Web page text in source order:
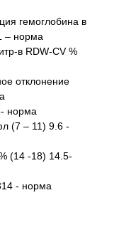
гемоглобина в
– норма
в RDW-CV %
отклонение
норма
(7 – 11) 9.6 -
(14 -18) 14.5-
- норма